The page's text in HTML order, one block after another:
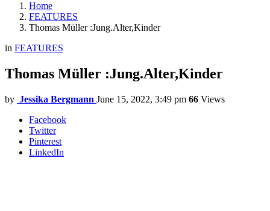
Home
FEATURES
Thomas Müller :Jung.Alter,Kinder
in FEATURES
Thomas Müller :Jung.Alter,Kinder
by Jessika Bergmann June 15, 2022, 3:49 pm 66 Views
Facebook
Twitter
Pinterest
LinkedIn